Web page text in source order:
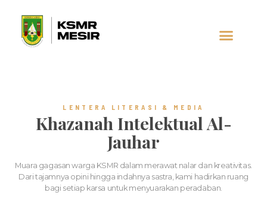
LENTERA LITERASI & MEDIA
Khazanah Intelektual Al-
Jauhar
Muara gagasan warga KSMR dalam merawat nalar dan kreativitas.
Dari tajamnya opini hingga indahnya sastra, kami hadirkan ruang
bagi setiap karsa untuk menyuarakan peradaban.